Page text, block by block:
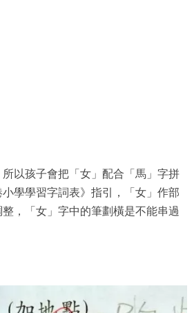
以孩子會把「女」配合「馬」字拼
學學習字詞表》指引，「女」作部
，「女」字中的筆劃橫是不能串過